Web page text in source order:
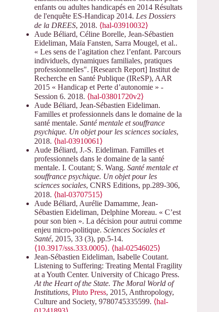
enfants ou adultes handicapés en 2014 Résultats
de l'enquête ES-Handicap 2014. Les Dossiers
de la DREES, 2018. ⟨hal-03910032⟩
Aude Béliard, Céline Borelle, Jean-Sébastien
Eideliman, Maïa Fansten, Sarra Mougel, et al..
« Les sens de l’agitation chez l’enfant. Parcours
individuels, dynamiques familiales, pratiques
professionnelles". [Research Report] Institut de
Recherche en Santé Publique (IReSP), AAR
2015 « Handicap et Perte d’autonomie » -
Session 6. 2018. ⟨hal-03801720v2⟩
Aude Béliard, Jean-Sébastien Eideliman.
Familles et professionnels dans le domaine de la
santé mentale. Santé mentale et souffrance
psychique. Un objet pour les sciences sociales,
2018. ⟨hal-03910061⟩
Aude Béliard, J.-S. Eideliman. Familles et
professionnels dans le domaine de la santé
mentale. I. Coutant; S. Wang. Santé mentale et
souffrance psychique. Un objet pour les
sciences sociales, CNRS Editions, pp.289-306,
2018. ⟨hal-03707515⟩
Aude Béliard, Aurélie Damamme, Jean-
Sébastien Eideliman, Delphine Moreau. « C’est
pour son bien ». La décision pour autrui comme
enjeu micro-politique. Sciences Sociales et
Santé, 2015, 33 (3), pp.5-14.
⟨10.3917/sss.333.0005⟩. ⟨hal-02546025⟩
Jean-Sébastien Eideliman, Isabelle Coutant.
Listening to Suffering: Treating Mental Fragility
at a Youth Center. University of Chicago Press.
At the Heart of the State. The Moral World of
Institutions, Pluto Press, 2015, Anthropology,
Culture and Society, 9780745335599. ⟨hal-